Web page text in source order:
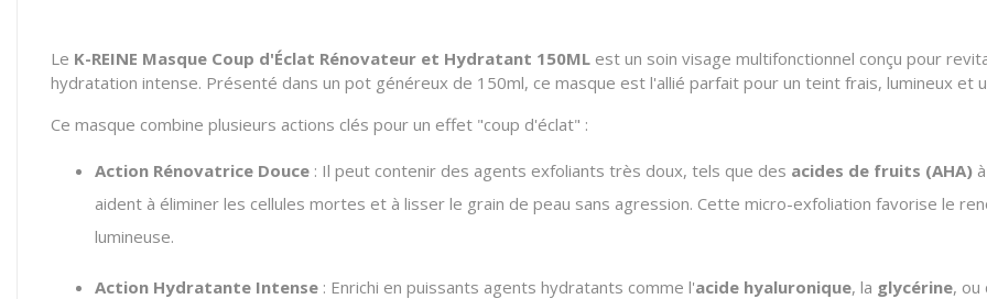
Le K-REINE Masque Coup d'Éclat Rénovateur et Hydratant 150ML est un soin visage multifonctionnel conçu pour
hydratation intense. Présenté dans un pot généreux de 150ml, ce masque est l'allié parfait pour un teint frais, lumineux et
Ce masque combine plusieurs actions clés pour un effet "coup d'éclat" :
Action Rénovatrice Douce : Il peut contenir des agents exfoliants très doux, tels que des acides de fruits (AHA)
aident à éliminer les cellules mortes et à lisser le grain de peau sans agression. Cette micro-exfoliation favorise le
lumineuse.
Action Hydratante Intense : Enrichi en puissants agents hydratants comme l'acide hyaluronique, la glycérine, ou